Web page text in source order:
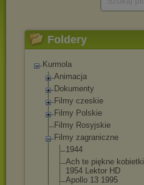
Foldery
Kurmola
Animacja
Dokumenty
Filmy czeskie
Filmy Polskie
Filmy Rosyjskie
Filmy zagraniczne
1944
Ach te piękne kobietki
1954 Lektor HD
Apollo 13 1995